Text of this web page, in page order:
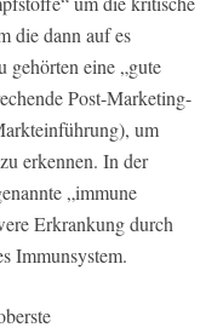
die dann auf es
gehörten eine „gute
Post-Marketing-
um
erkennen. In der
„immune
Erkrankung durch
Immunsystem.